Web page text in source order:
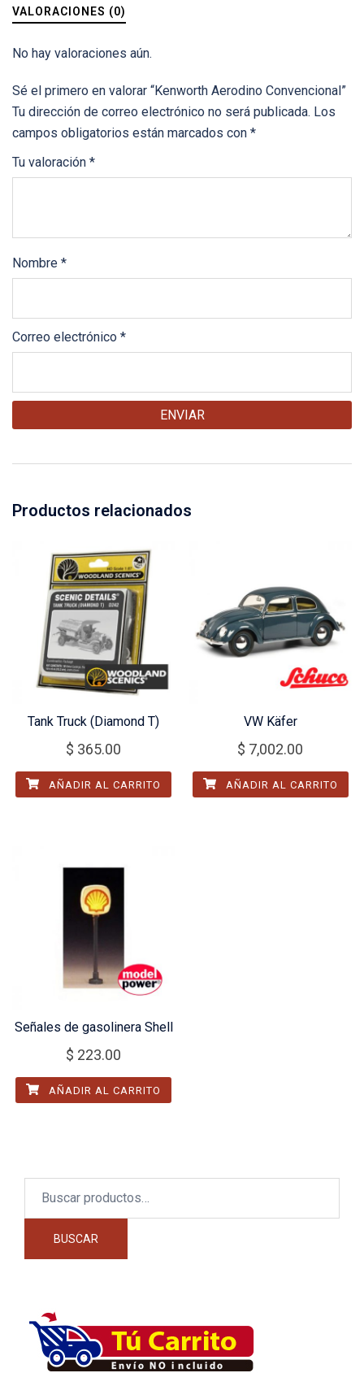
VALORACIONES (0)
No hay valoraciones aún.
Sé el primero en valorar “Kenworth Aerodino Convencional”
Tu dirección de correo electrónico no será publicada. Los
campos obligatorios están marcados con *
Tu valoración *
Nombre *
Correo electrónico *
Productos relacionados
Tank Truck (Diamond T)
$ 365.00
AÑADIR AL CARRITO
VW Käfer
$ 7,002.00
AÑADIR AL CARRITO
Señales de gasolinera Shell
$ 223.00
AÑADIR AL CARRITO
BUSCAR